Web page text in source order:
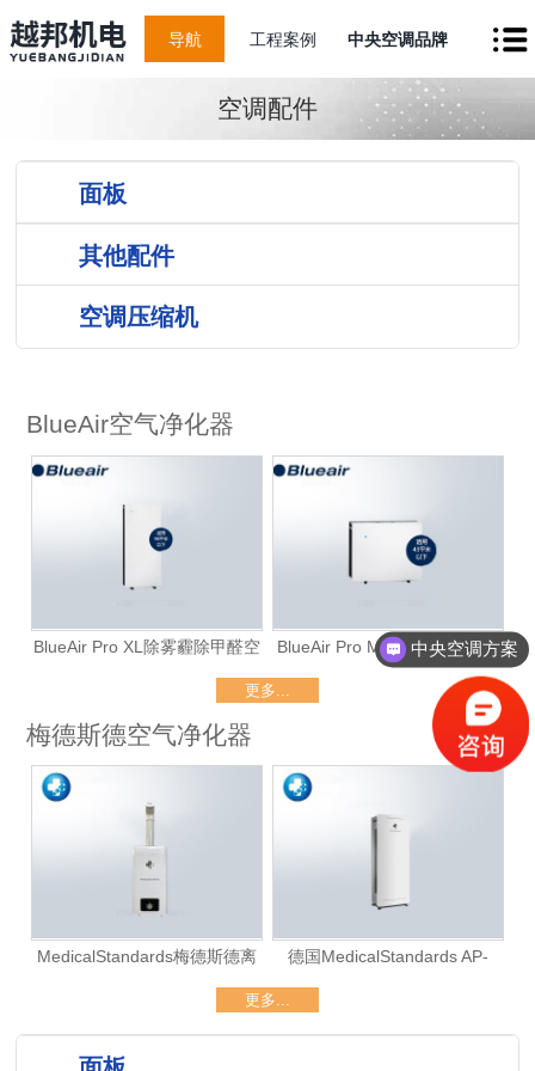
导航 工程案例 中央空调品牌
空调配件
面板
其他配件
空调压缩机
BlueAir空气净化器
BlueAir Pro XL除雾霾除甲醛空
气净化器（仅租赁）
BlueAir Pro M除雾霾除甲醛空
气净化器（仅租赁）
更多...
梅德斯德空气净化器
MedicalStandards梅德斯德离
德国MedicalStandards AP-
更多...
中央空调方案